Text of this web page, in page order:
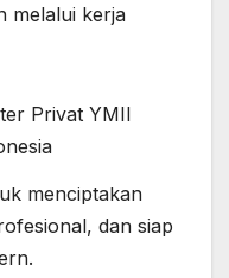
melalui kerja
Privat YMII
menciptakan
dan siap